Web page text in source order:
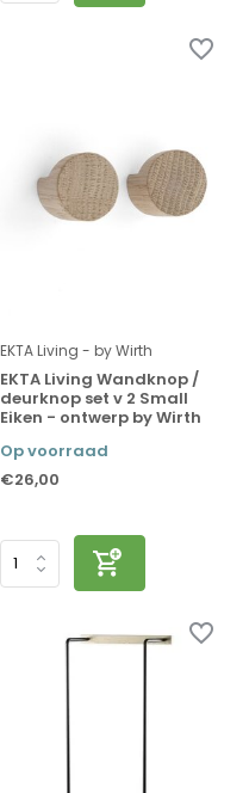
EKTA Living - by Wirth
EKTA Living Wandknop /
deurknop set v 2 Small
Eiken - ontwerp by Wirth
Op voorraad
€26,00